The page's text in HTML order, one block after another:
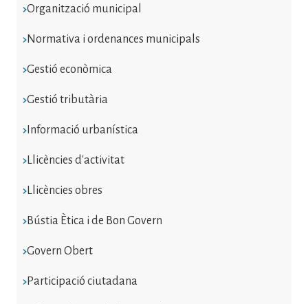
Organització municipal
Normativa i ordenances municipals
Gestió econòmica
Gestió tributària
Informació urbanística
Llicències d'activitat
Llicències obres
Bústia Ètica i de Bon Govern
Govern Obert
Participació ciutadana